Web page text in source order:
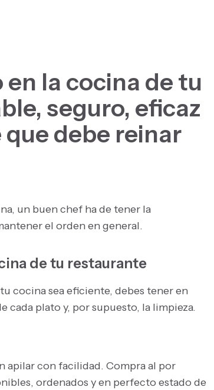
la cocina de tu
seguro, eficaz
que debe reinar
un buen chef ha de tener la
el orden en general.
de tu restaurante
cocina sea eficiente, debes tener en
cada plato y, por supuesto, la limpieza.
apilar con facilidad. Compra al por
ordenados y en perfecto estado de